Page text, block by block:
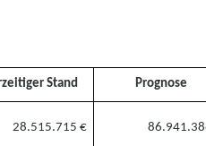
Stand
Prognose
28.515.715€